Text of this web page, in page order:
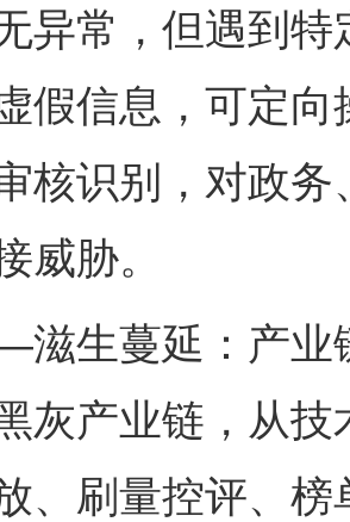
异常，但遇到
假信息，可定
核识别，对政
威胁。
蔓延：产业链
灰产业链，从
、刷量控评、